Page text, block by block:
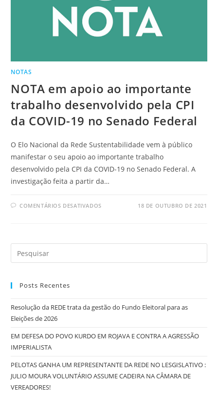
NOTAS
NOTA em apoio ao importante
trabalho desenvolvido pela CPI
da COVID-19 no Senado Federal
O Elo Nacional da Rede Sustentabilidade vem à público
manifestar o seu apoio ao importante trabalho
desenvolvido pela CPI da COVID-19 no Senado Federal. A
investigação feita a partir da…
COMENTÁRIOS DESATIVADOS 18 DE OUTUBRO DE 2021
Posts Recentes
Resolução da REDE trata da gestão do Fundo Eleitoral para as
Eleições de 2026
EM DEFESA DO POVO KURDO EM ROJAVA E CONTRA A AGRESSÃO
IMPERIALISTA
PELOTAS GANHA UM REPRESENTANTE DA REDE NO LESGISLATIVO :
JULIO MOURA VOLUNTÁRIO ASSUME CADEIRA NA CÂMARA DE
VEREADORES!